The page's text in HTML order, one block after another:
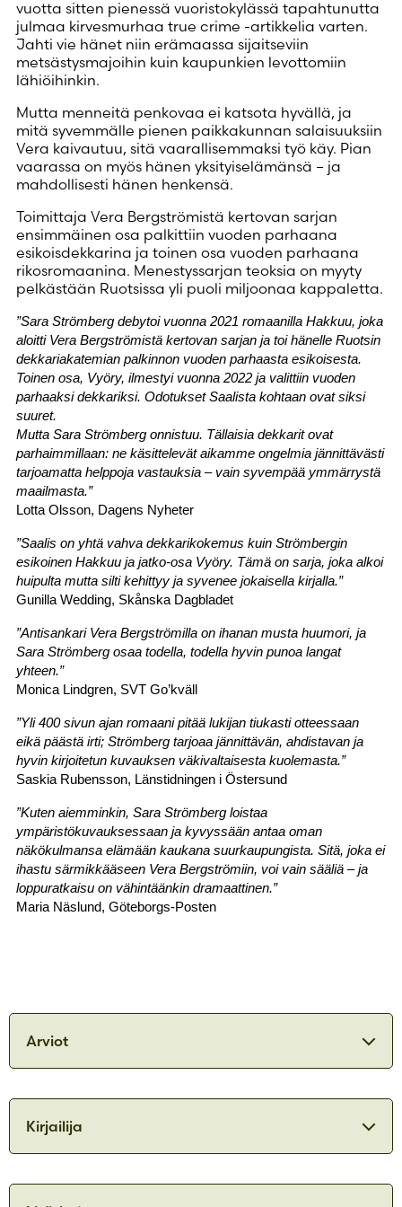
vuotta sitten pienessä vuoristokylässä tapahtunutta
julmaa kirvesmurhaa true crime -artikkelia varten.
Jahti vie hänet niin erämaassa sijaitseviin
metsästysmajoihin kuin kaupunkien levottomiin
lähiöihinkin.
Mutta menneitä penkovaa ei katsota hyvällä, ja
mitä syvemmälle pienen paikkakunnan salaisuuksiin
Vera kaivautuu, sitä vaarallisemmaksi työ käy. Pian
vaarassa on myös hänen yksityiselämänsä – ja
mahdollisesti hänen henkensä.
Toimittaja Vera Bergströmistä kertovan sarjan
ensimmäinen osa palkittiin vuoden parhaana
esikoisdekkarina ja toinen osa vuoden parhaana
rikosromaanina. Menestyssarjan teoksia on myyty
pelkästään Ruotsissa yli puoli miljoonaa kappaletta.
”Sara Strömberg debytoi vuonna 2021 romaanilla Hakkuu, joka
aloitti Vera Bergströmistä kertovan sarjan ja toi hänelle Ruotsin
dekkariakatemian palkinnon vuoden parhaasta esikoisesta.
Toinen osa, Vyöry, ilmestyi vuonna 2022 ja valittiin vuoden
parhaaksi dekkariksi. Odotukset Saalista kohtaan ovat siksi
suuret.
Mutta Sara Strömberg onnistuu. Tällaisia dekkarit ovat
parhaimmillaan: ne käsittelevät aikamme ongelmia jännittävästi
tarjoamatta helppoja vastauksia – vain syvempää ymmärrystä
maailmasta.”
Lotta Olsson, Dagens Nyheter
”Saalis on yhtä vahva dekkarikokemus kuin Strömbergin
esikoinen Hakkuu ja jatko-osa Vyöry. Tämä on sarja, joka alkoi
huipulta mutta silti kehittyy ja syvenee jokaisella kirjalla.”
Gunilla Wedding, Skånska Dagbladet
”Antisankari Vera Bergströmilla on ihanan musta huumori, ja
Sara Strömberg osaa todella, todella hyvin punoa langat
yhteen.”
Monica Lindgren, SVT Go’kväll
”Yli 400 sivun ajan romaani pitää lukijan tiukasti otteessaan
eikä päästä irti; Strömberg tarjoaa jännittävän, ahdistavan ja
hyvin kirjoitetun kuvauksen väkivaltaisesta kuolemasta.”
Saskia Rubensson, Länstidningen i Östersund
”Kuten aiemminkin, Sara Strömberg loistaa
ympäristökuvauksessaan ja kyvyssään antaa oman
näkökulmansa elämään kaukana suurkaupungista. Sitä, joka ei
ihastu särmikkääseen Vera Bergströmiin, voi vain sääliä – ja
loppuratkaisu on vähintäänkin dramaattinen.”
Maria Näslund, Göteborgs-Posten
Arviot
Sara Strömberg kirjoittaa
rikosromaanilta sopii odottaa.
Kirjailija